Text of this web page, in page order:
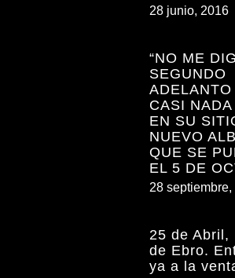
28 junio, 2016
“NO ME
SEGUNDO
ADELANTO
CASI
EN SU
NUEVO
QUE SE
EL 5 DE
28 septiembre,
25 de Abril,
de Ebro.
ya a la